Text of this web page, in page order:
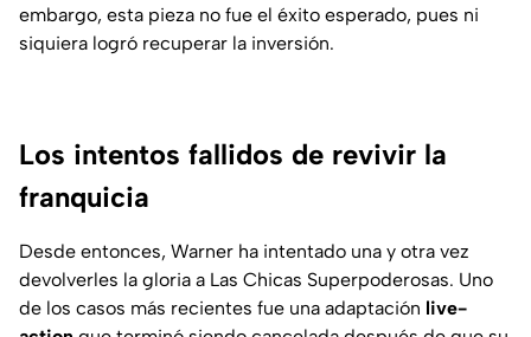
embargo, esta pieza no fue el éxito esperado, pues ni
siquiera logró recuperar la inversión.
Los intentos fallidos de revivir la
franquicia
Desde entonces, Warner ha intentado una y otra vez
devolverles la gloria a Las Chicas Superpoderosas. Uno
de los casos más recientes fue una adaptación live-